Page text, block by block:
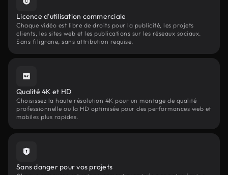
Licence d'utilisation commerciale
Chaque vidéo est libre de droits pour la publicité, les projets
clients, les sites web et les publications sur les réseaux sociaux.
Sans filigrane, sans attribution requise.
Qualité 4K et HD
Choisissez la haute résolution 4K pour un montage de qualité
professionnelle ou la HD optimisée pour des performances web et
mobiles plus rapides.
Sans danger pour vos projets